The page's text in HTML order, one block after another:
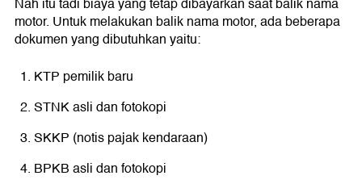
Nah itu tadi biaya yang tetap dibayarkan saat balik nama
motor. Untuk melakukan balik nama motor, ada beberapa
dokumen yang dibutuhkan yaitu:
KTP pemilik baru
STNK asli dan fotokopi
SKKP (notis pajak kendaraan)
BPKB asli dan fotokopi